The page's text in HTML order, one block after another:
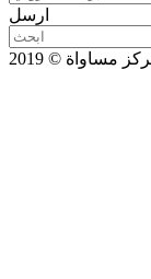
ارسل
مساواة © 2019